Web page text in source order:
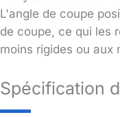
L'angle de coupe
de coupe, ce qui les
moins rigides ou aux
Spécification